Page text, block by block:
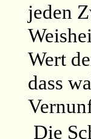
jeden
Wert
dass
Die